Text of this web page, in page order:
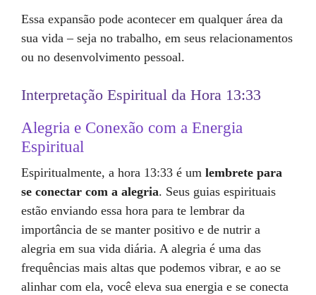
Essa expansão pode acontecer em qualquer área da
sua vida – seja no trabalho, em seus relacionamentos
ou no desenvolvimento pessoal.
Interpretação Espiritual da Hora 13:33
Alegria e Conexão com a Energia
Espiritual
Espiritualmente, a hora 13:33 é um lembrete para
se conectar com a alegria. Seus guias espirituais
estão enviando essa hora para te lembrar da
importância de se manter positivo e de nutrir a
alegria em sua vida diária. A alegria é uma das
frequências mais altas que podemos vibrar, e ao se
alinhar com ela, você eleva sua energia e se conecta